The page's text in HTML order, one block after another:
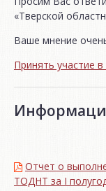
«Тверской
Ваше мнение
Принять участие
Отчет о
ТОДНТ за I